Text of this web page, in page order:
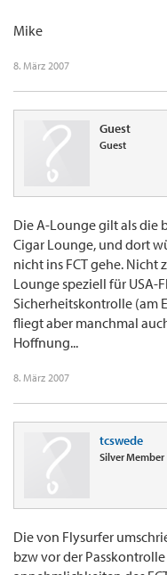
Mike
8. März 2007
Guest
Guest
Die A-Lounge gilt als die
Cigar Lounge, und dort
nicht ins FCT gehe.
Lounge speziell für USA-
Sicherheitskontrolle (am
fliegt aber manchmal
Hoffnung...
8. März 2007
tcswede
Silver Member
Die von Flysurfer
bzw vor der